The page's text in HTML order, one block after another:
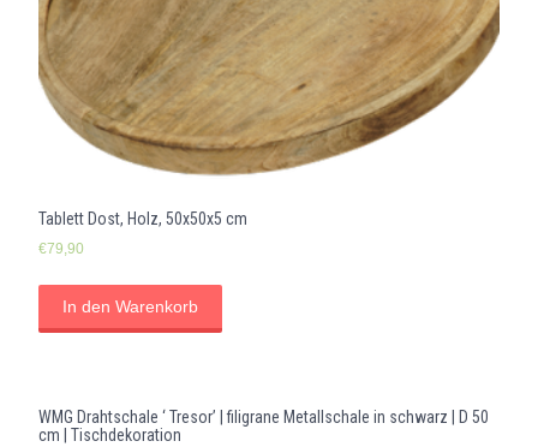
Tablett Dost, Holz, 50x50x5 cm
€79,90
In den Warenkorb
WMG Drahtschale ‘ Tresor’ | filigrane Metallschale in schwarz | D 50
cm | Tischdekoration